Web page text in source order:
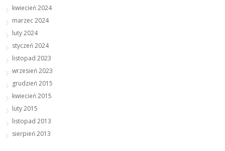
kwiecień 2024
marzec 2024
luty 2024
styczeń 2024
listopad 2023
wrzesień 2023
grudzień 2015
kwiecień 2015
luty 2015
listopad 2013
sierpień 2013